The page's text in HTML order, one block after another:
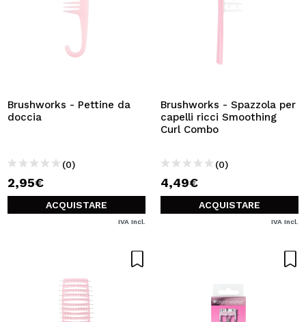
Brushworks - Pettine da
doccia
(0)
2,95€
ACQUISTARE
IVA Incl.
Brushworks - Spazzola per
capelli ricci Smoothing
Curl Combo
(0)
4,49€
ACQUISTARE
IVA Incl.